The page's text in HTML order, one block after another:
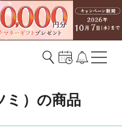
ミ）の商品